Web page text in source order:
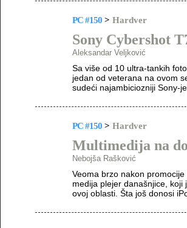
PC #150 > Hardver
Sony Cybershot
Aleksandar Veljković
Sa više od 10 ultra-tankih
jedan od veterana na ovom
sudeći najambiciozniji Sony-
PC #150 > Hardver
Multimedija na
Nebojša Rašković
Veoma brzo nakon
medija plejer današnjice,
ovoj oblasti. Šta još donosi